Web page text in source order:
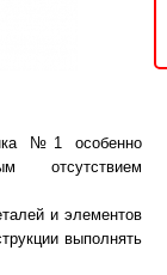
№1 особенно
отсутствием
и элементов
выполнять